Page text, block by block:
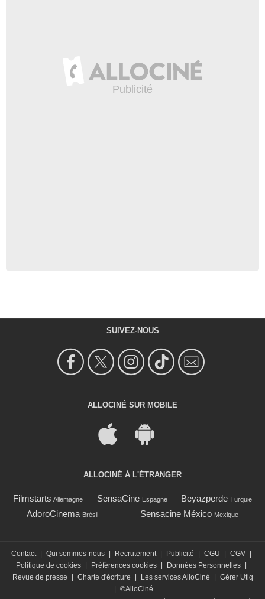
SUIVEZ-NOUS
ALLOCINÉ SUR MOBILE
ALLOCINÉ À L'ÉTRANGER
Filmstarts Allemagne SensaCine Espagne Beyazperde Turquie
AdoroCinema Brésil Sensacine México Mexique
Contact | Qui sommes-nous | Recrutement | Publicité | CGU | CGV |
Politique de cookies | Préférences cookies | Données Personnelles |
Revue de presse
| Charte d'écriture | Les services AlloCiné | Gérer Utiq
| ©AlloCiné